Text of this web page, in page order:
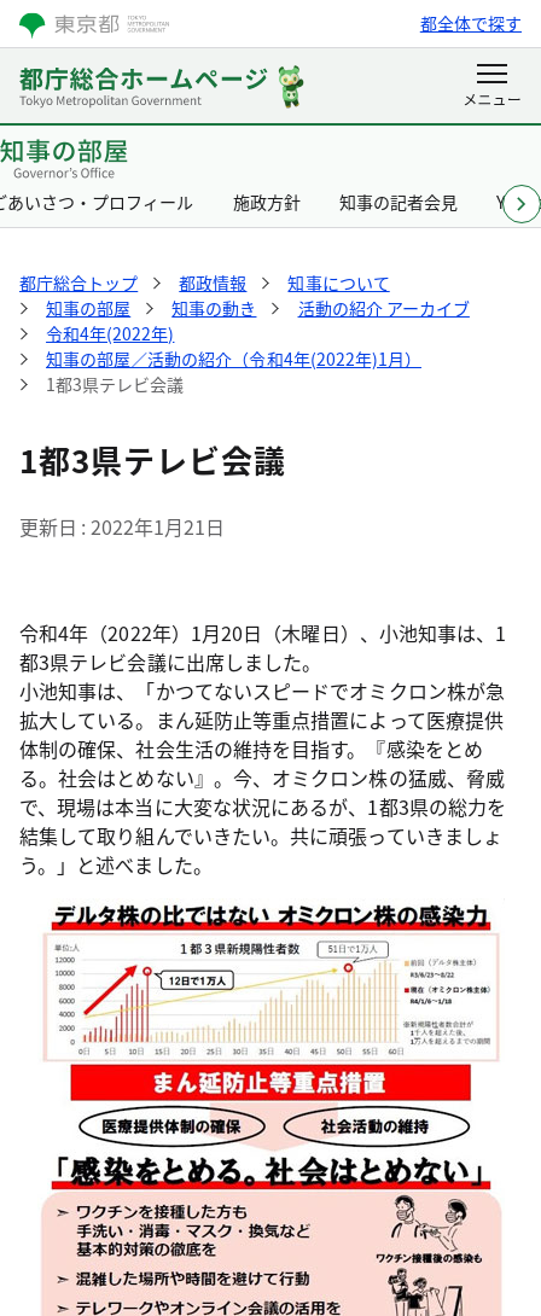
都全体で探す
あいさつ・プロフィール 施政方針 知事の記者会見
都庁総合トップ 都政情報
知事について
知事の部屋
知事の動き
活動の紹介 アーカイブ
令和4年(2022年)
知事の部屋／活動の紹介（令和4年(2022年)1月）
1都3県テレビ会議
1都3県テレビ会議
更新日 2022年1月21日
令和4年（2022年）1月20日（木曜日）、小池知事は、1
都3県テレビ会議に出席しました。
小池知事は、「かつてないスピードでオミクロン株が急
拡大している。まん延防止等重点措置によって医療提供
体制の確保、社会生活の維持を目指す。『感染をとめ
る。社会はとめない』。今、オミクロン株の猛威、脅威
で、現場は本当に大変な状況にあるが、1都3県の総力を
結集して取り組んでいきたい。共に頑張っていきましょ
う。」と述べました。